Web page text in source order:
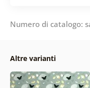
Numero di catalogo:
Altre varianti